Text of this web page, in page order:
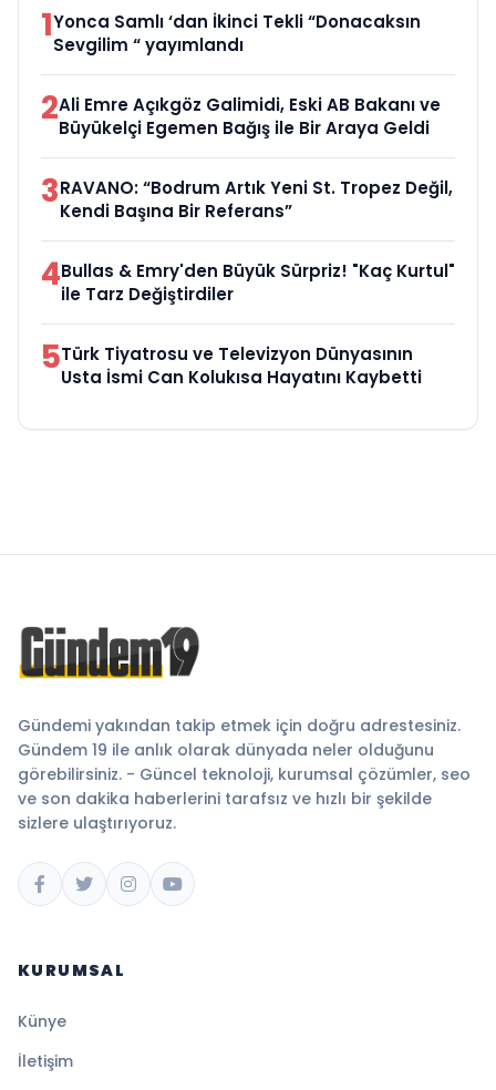
1Yonca Samlı ‘dan İkinci Tekli “Donacaksın
Sevgilim “ yayımlandı
2Ali Emre Açıkgöz Galimidi, Eski AB Bakanı ve
Büyükelçi Egemen Bağış ile Bir Araya Geldi
3RAVANO: “Bodrum Artık Yeni St. Tropez Değil,
Kendi Başına Bir Referans”
4Bullas & Emry'den Büyük Sürpriz! "Kaç Kurtul"
ile Tarz Değiştirdiler
5Türk Tiyatrosu ve Televizyon Dünyasının
Usta İsmi Can Kolukısa Hayatını Kaybetti
Gündemi yakından takip etmek için doğru adrestesiniz.
Gündem 19 ile anlık olarak dünyada neler olduğunu
görebilirsiniz. - Güncel teknoloji, kurumsal çözümler, seo
ve son dakika haberlerini tarafsız ve hızlı bir şekilde
sizlere ulaştırıyoruz.
KURUMSAL
Künye
İletişim